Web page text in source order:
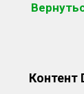
Контент